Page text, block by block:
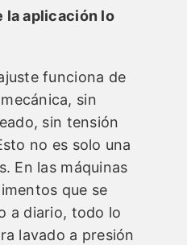
la aplicación lo
funciona de
sin
sin tensión
no es solo una
En las máquinas
que se
a diario, todo lo
lavado a presión